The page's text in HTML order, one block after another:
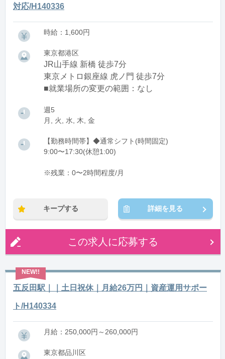
対応/H140336
時給：1,600円
東京都港区
JR山手線 新橋 徒歩7分
東京メトロ銀座線 虎ノ門 徒歩7分
■就業場所の変更の範囲：なし
週5
月, 火, 水, 木, 金
【勤務時間帯】◆通常シフト(時間固定)
9:00〜17:30(休憩1:00)
※残業：0〜2時間程度/月
キープする 詳細を見る
この求人に応募する
五反田駅｜｜土日祝休｜月給26万円｜資産運用サポー
ト/H140334
月給：250,000円～260,000円
東京都品川区